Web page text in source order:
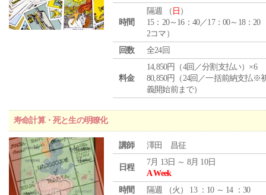
時間
隔週 （ 日 ）
15：20～16：40／17：00～18：20
2コマ）
回数
全24回
料金
14,850円（4回／分割支払い）×6
80,850円（24回／一括前納支払※
義開始前まで）
寿命計算・死と生の明瞭化
講師 澤田 昌征
日程
7月 13日 ～ 8月 10日
A Week
時間
隔週 （火 ） 13 ：10 ～ 14 ：30